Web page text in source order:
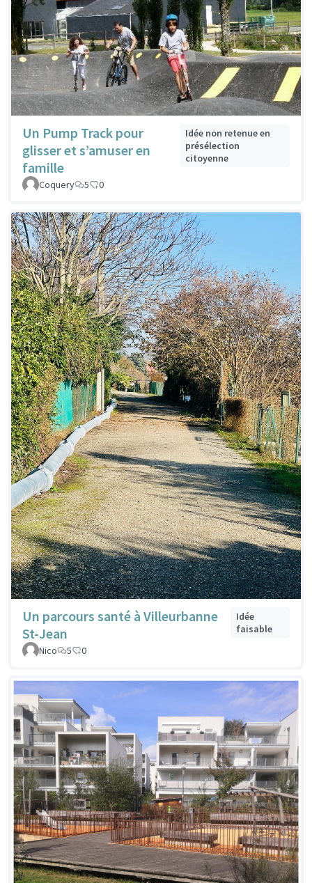
Un Pump Track pour
glisser et s’amuser en
famille
Idée non retenue en
présélection
citoyenne
Coquery 5 0
Un parcours santé à Villeurbanne
St-Jean
Idée
faisable
Nico
5 0